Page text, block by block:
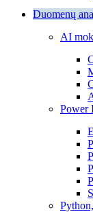
Duomenų
AI
Power